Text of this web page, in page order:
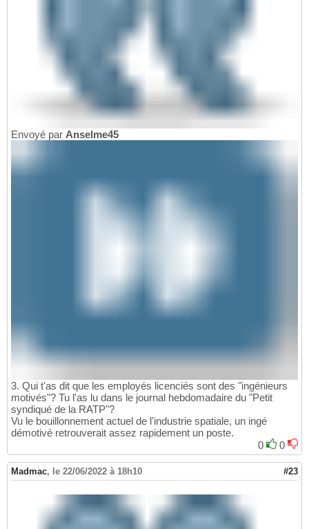
Envoyé par Anselme45
3. Qui t'as dit que les employés licenciés sont des "ingénieurs
motivés"? Tu l'as lu dans le journal hebdomadaire du "Petit
syndiqué de la RATP"?
Vu le bouillonnement actuel de l'industrie spatiale, un ingé
démotivé retrouverait assez rapidement un poste.
0
0
Madmac, le 22/06/2022 à 18h10 #23